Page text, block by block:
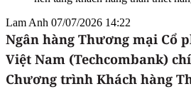
Lam Anh 07/07/2026 14:22
Ngân hàng Thương mại Cổ
Việt Nam (Techcombank)
Chương trình Khách hàng